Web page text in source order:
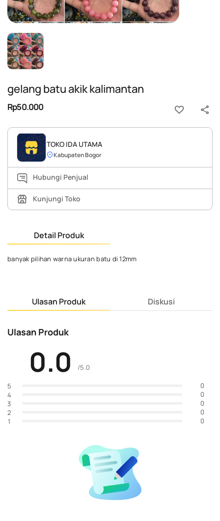
gelang batu akik kalimantan
Rp50.000
TOKO IDA UTAMA
Kabupaten Bogor
Hubungi Penjual
Kunjungi Toko
Detail Produk
banyak pilihan warna ukuran batu di 12mm
Ulasan Produk Diskusi
Ulasan Produk
0.0 /5.0
5
0
4
0
3
0
2
0
1
0